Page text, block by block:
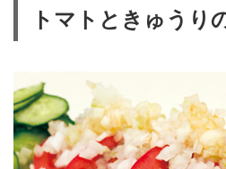
トマトときゅうり